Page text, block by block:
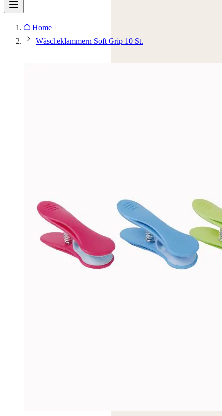
Home
Wäscheklammern Soft Grip 10 St.